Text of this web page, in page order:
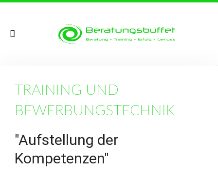
TRAINING UND
BEWERBUNGSTECHNIK
"Aufstellung der
Kompetenzen"